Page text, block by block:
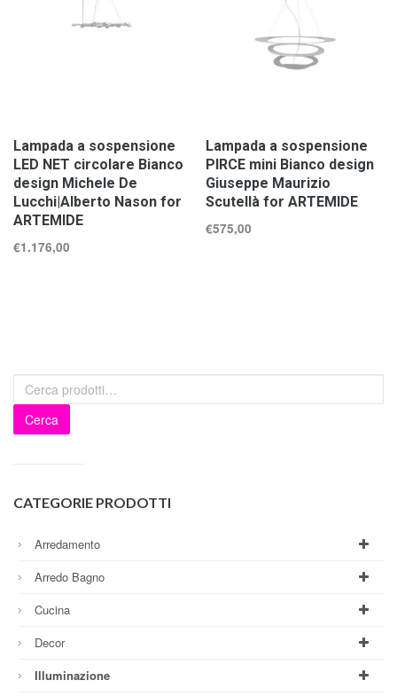
Lampada a sospensione
LED NET circolare Bianco
design Michele De
Lucchi|Alberto Nason for
ARTEMIDE
€1.176,00
Lampada a sospensione
PIRCE mini Bianco design
Giuseppe Maurizio
Scutellà for ARTEMIDE
€575,00
Cerca
CATEGORIE PRODOTTI
Arredamento
Arredo Bagno
Cucina
Decor
Illuminazione